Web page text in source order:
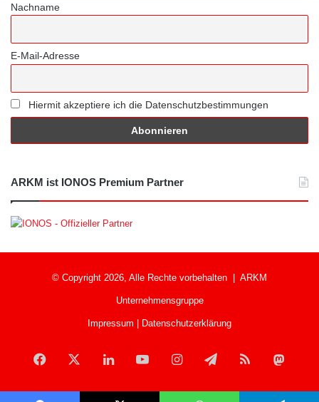
Nachname
E-Mail-Adresse
Hiermit akzeptiere ich die Datenschutzbestimmungen
ARKM ist IONOS Premium Partner
© Copyright 2026, Alle Rechte vorbehalten | ARKM
Unternehmensgruppe
Impressum Datenschutzerklärung
Facebook LinkedInYouTubeInstagramTelegramRSS